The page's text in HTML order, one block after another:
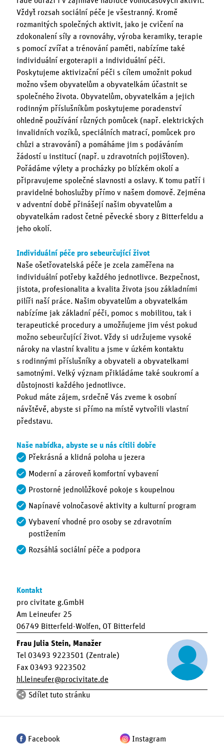
Vždyť rozsah sociální péče je všestranný. Kromě
rozmanitých společných aktivit, jako je cvičení na
zdokonalení síly a rovnováhy, výroba keramiky, terapie
s pomocí zvířat a trénování paměti, nabízíme také
individuální ergoterapii a individuální péči.
Poskytujeme aktivizační péči s cílem umožnit pokud
možno všem obyvatelům a obyvatelkám účastnit se
společného života. Obyvatelům, obyvatelkám a jejich
rodinným příslušníkům poskytujeme poradenství
ohledně používání různých pomůcek (např. elektrických
invalidních vozíků, speciálních matrací, pomůcek pro
chůzi a stravování) a pomáháme jim s podáváním
žádostí u institucí (např. u zdravotních pojišťoven).
Pořádáme výlety a procházky po blízkém okolí a
připravujeme společné slavnosti a oslavy. K tomu patří i
pravidelné bohoslužby přímo v našem domově. Zejména
v adventní době přinášejí našim obyvatelům a
obyvatelkám radost četné pěvecké sbory z Bitterfeldu a
jeho okolí.
Individuální péče pro sebeurčující život
Naše ošetřovatelská péče je zcela zaměřena na
individuální potřeby každého jednotlivce. Bezpečnost,
jistota, profesionalita a kvalita života jsou základními
pilíři naší práce. Našim obyvatelům a obyvatelkám
nabízíme jak základní péči, pomoc s mobilitou, tak i
terapeutické procedury a umožňujeme jim vést pokud
možno sebeurčující život. Vždy si udržujeme vysoké
nároky na vlastní kvalitu a jsme v úzkém kontaktu
s rodinnými příslušníky a obyvateli a obyvatelkami
samotnými. Velký význam přikládáme také soukromí a
důstojnosti každého jednotlivce.
Pokud máte zájem, srdečně Vás zveme k osobní
návštěvě, abyste si přímo na místě vytvořili vlastní
představu.
Naše nabídka, abyste se u nás cítili dobře
Překrásná a klidná poloha u jezera
Moderní a zároveň komfortní vybavení
Prostorné jednolůžkové pokoje s koupelnou
Napínavé volnočasové aktivity a kulturní program
Vybavení vhodné pro osoby se zdravotním
postižením
Rozsáhlá sociální péče a podpora
Kontakt
pro civitate g.GmbH
Am Leineufer 25
06749 Bitterfeld-Wolfen, OT Bitterfeld
Frau Julia Stein, Manažer
Tel 03493 9223501 (Zentrale)
Fax 03493 9223502
hl.leineufer
procivitate.de
Sdílet tuto stránku
Facebook Instagram